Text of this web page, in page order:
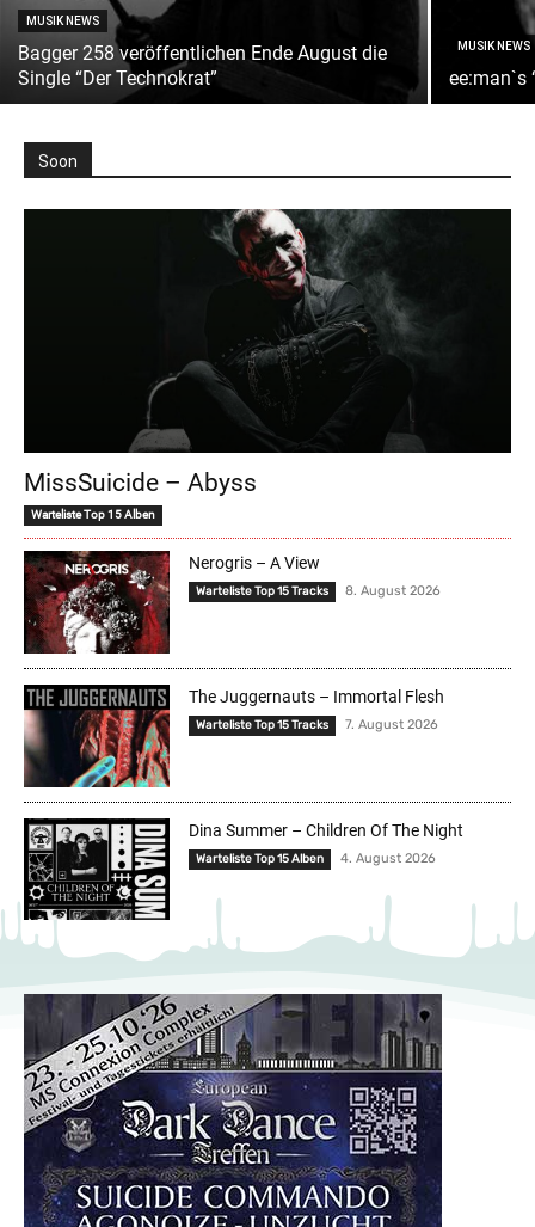
MUSIK NEWS
Bagger 258 veröffentlichen Ende August die
Single “Der Technokrat”
MUSIK NEWS
ee:man`s
Soon
MissSuicide – Abyss
Warteliste Top 15 Alben
Nerogris – A View
Warteliste Top 15 Tracks 8. August 2026
The Juggernauts – Immortal Flesh
Warteliste Top 15 Tracks 7. August 2026
Dina Summer – Children Of The Night
Warteliste Top 15 Alben 4. August 2026